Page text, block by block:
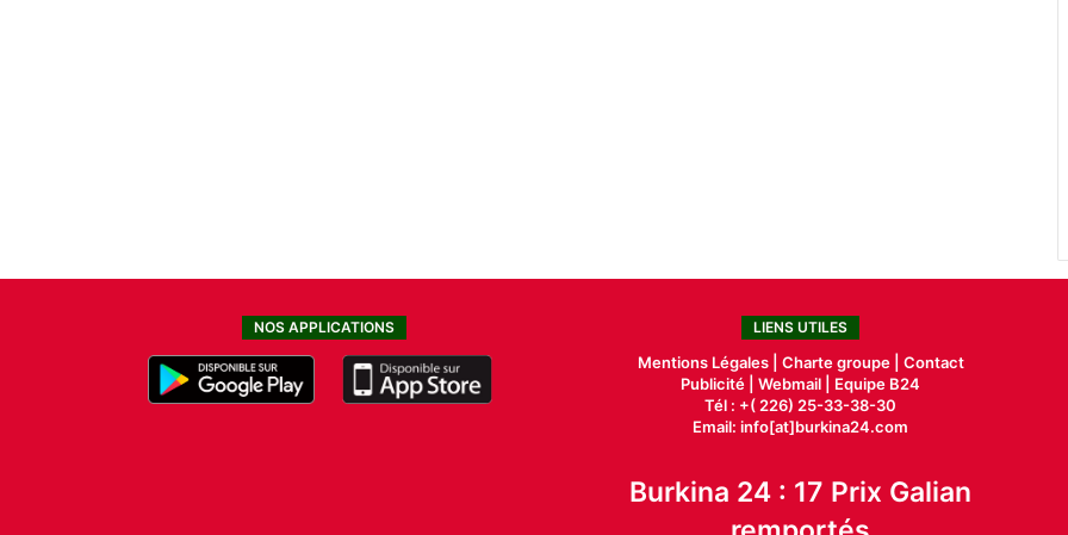
NOS APPLICATIONS LIENS UTILES
Mentions Légales | Charte groupe | Contact
Publicité |Webmail |
Equipe B24
Tél : +( 226) 25-33-38-30
Email: info[at]burkina24.com
Burkina 24 : 17 Prix Galian